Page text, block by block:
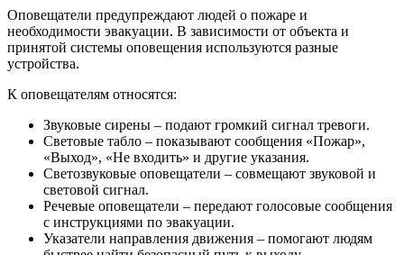
Оповещатели предупреждают людей о пожаре и
необходимости эвакуации. В зависимости от объекта и
принятой системы оповещения используются разные
устройства.
К оповещателям относятся:
Звуковые сирены – подают громкий сигнал тревоги.
Световые табло – показывают сообщения «Пожар»,
«Выход», «Не входить» и другие указания.
Светозвуковые оповещатели – совмещают звуковой и
световой сигнал.
Речевые оповещатели – передают голосовые сообщения
с инструкциями по эвакуации.
Указатели направления движения – помогают людям